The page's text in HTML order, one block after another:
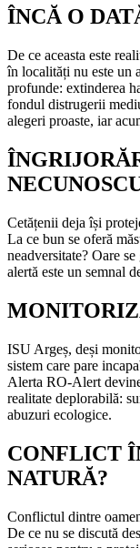
ÎNCĂ O
De ce aceasta este
în localități nu este un
profunde: extinderea
fondul distrugerii
alegeri proaste, iar
Cetățenii deja își
La ce bun se oferă
neadversitate? Oare
alertă este un semnal
ISU Argeș, deși
sistem care pare
Alerta RO-Alert
realitate deplorabilă:
abuzuri ecologice.
CONFLICT
NATURĂ?
Conflictul dintre
De ce nu se discută